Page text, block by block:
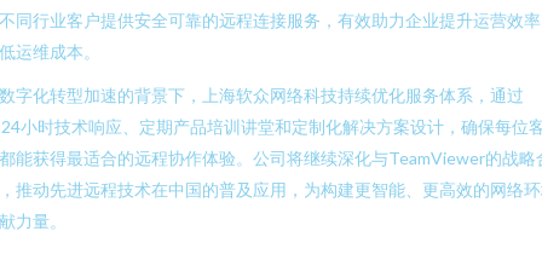
同行业客户提供安全可靠的远程连接服务，有效助力企业提升运营效
运维成本。
字化转型加速的背景下，上海软众网络科技持续优化服务体系，通过
小时技术响应、定期产品培训讲堂和定制化解决方案设计，确保每位
能获得最适合的远程协作体验。公司将继续深化与TeamViewer的战略
推动先进远程技术在中国的普及应用，为构建更智能、更高效的网络
力量。